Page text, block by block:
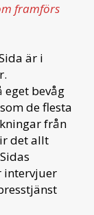
framförs
är i
eget bevåg
de flesta
från
det allt
intervjuer